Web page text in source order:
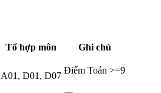
Tổ hợp môn Ghi chú
A01, D01, D07
Điểm Toán >=9